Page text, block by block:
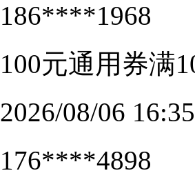
186****1968
100元通用券满
2026/08/06
176****4898